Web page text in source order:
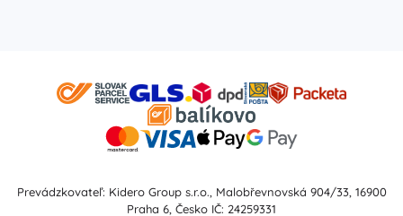
Prevádzkovateľ: Kidero Group s.r.o., Malobřevnovská 904/33, 16900
Praha 6, Česko IČ: 24259331